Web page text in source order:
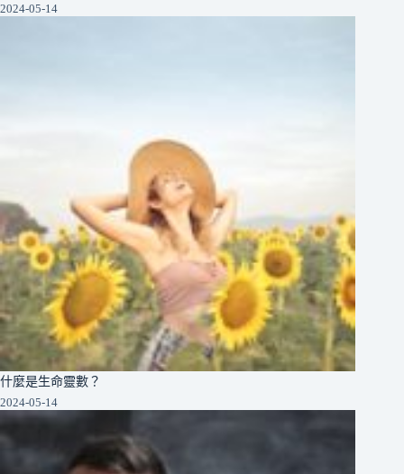
2024-05-14
什麼是生命靈數？
2024-05-14